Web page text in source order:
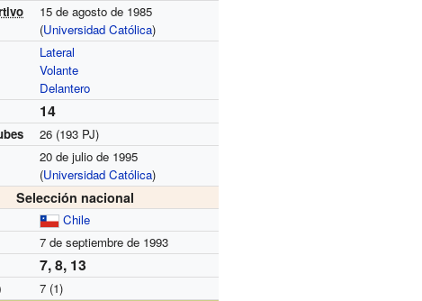
15 de agosto de 1985
(Universidad Católica)
Lateral
Volante
Delantero
14
26 (193 PJ)
20 de julio de 1995
(Universidad Católica)
Selección nacional
Chile
7 de septiembre de 1993
7, 8, 13
7 (1)